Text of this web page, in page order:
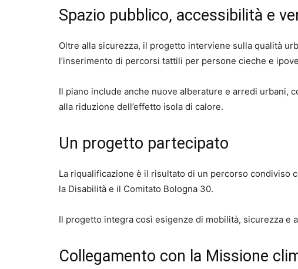
Spazio pubblico, accessibilità e
Oltre alla sicurezza, il progetto interviene sulla qualità
l’inserimento di percorsi tattili per persone cieche e
Il piano include anche nuove alberature e arredi urbani,
alla riduzione dell’effetto isola di calore.
Un progetto partecipato
La riqualificazione è il risultato di un percorso condiviso
la Disabilità e il Comitato Bologna 30.
Il progetto integra così esigenze di mobilità, sicurezza
Collegamento con la Missione